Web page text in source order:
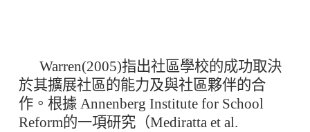
Warren(2005)指出社區學校的成功取決
於其擴展社區的能力及與社區夥伴的合
作。根據 Annenberg Institute for School
Reform的一項研究（Mediratta et al.